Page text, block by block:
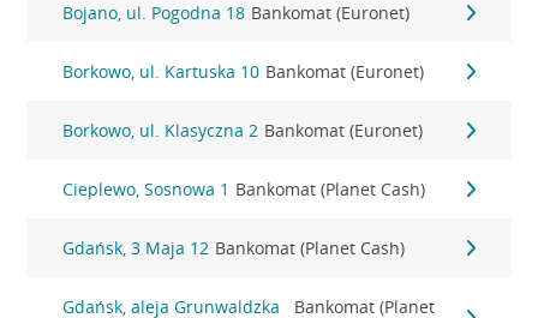
Bojano, ul. Pogodna 18 Bankomat (Euronet)
Borkowo, ul. Kartuska 10 Bankomat (Euronet)
Borkowo, ul. Klasyczna 2 Bankomat (Euronet)
Cieplewo, Sosnowa 1 Bankomat (Planet Cash)
Gdańsk, 3 Maja 12 Bankomat (Planet Cash)
Gdańsk, aleja Grunwaldzka
Bankomat (Planet